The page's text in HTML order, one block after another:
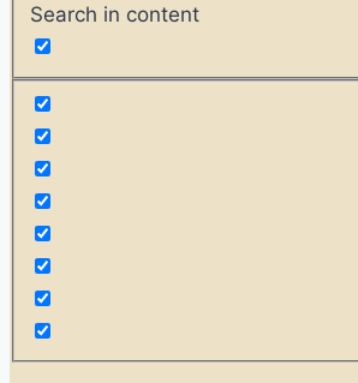
Search in content